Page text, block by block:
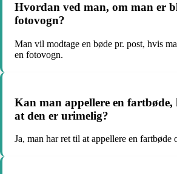
Hvordan ved man, om man er
fotovogn?
Man vil modtage en bøde pr. post, hvis
en fotovogn.
Kan man appellere en fartbøde,
at den er urimelig?
Ja, man har ret til at appellere en fartbøde